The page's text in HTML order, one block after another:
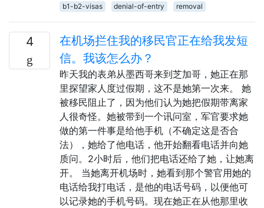
b1-b2-visas
denial-of-entry removal
4
在机场拦住我的移民官正在给我发短
信。我该怎么办？
昨天我的表弟从墨西哥来到芝加哥，她正在那
里探望家人度过假期，这不是她第一次来。 她
被移民阻止了，因为他们认为她把假期带离家
人很奇怪。她被带到一个讯问室，军官要求她
做的第一件事是给他手机（不确定这是否合
法），她给了他电话，他开始翻看电话并向她
质问。2小时后，他们把电话还给了她，让她离
开。 当她离开机场时，她看到那个警官用她的
电话给我打电话，是他的电话号码，以便他可
以记录她的手机号码。现在她正在从他那里收